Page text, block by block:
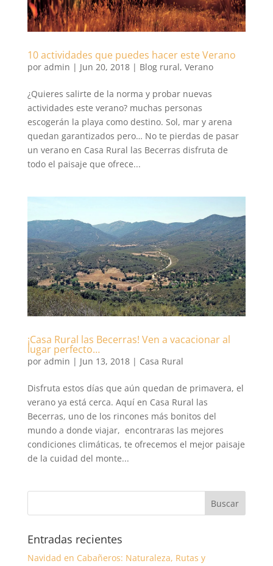
10 actividades que puedes hacer este Verano
por admin | Jun 20, 2018| Blog rural, Verano
¿Quieres salirte de la norma y probar nuevas
actividades este verano? muchas personas
escogerán la playa como destino. Sol, mar y arena
quedan garantizados pero… No te pierdas de pasar
un verano en Casa Rural las Becerras disfruta de
todo el paisaje que ofrece...
¡Casa Rural las Becerras! Ven a vacacionar al
lugar perfecto…
por admin | Jun 13, 2018| Casa Rural
Disfruta estos días que aún quedan de primavera, el
verano ya está cerca. Aquí en Casa Rural las
Becerras, uno de los rincones más bonitos del
mundo a donde viajar, encontraras las mejores
condiciones climáticas, te ofrecemos el mejor paisaje
de la cuidad del monte...
Entradas recientes
Navidad en Cabañeros: Naturaleza, Rutas y